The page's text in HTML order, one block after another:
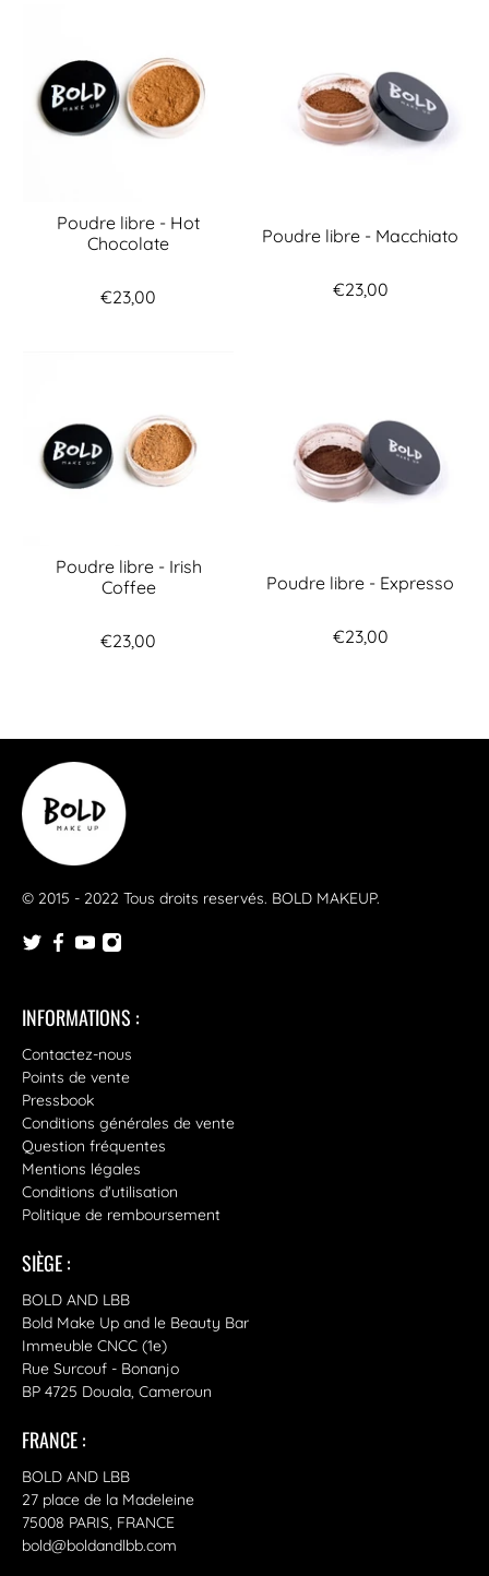
Poudre libre - Hot
Chocolate
€23,00
Poudre libre - Macchiato
€23,00
Poudre libre - Irish
Coffee
€23,00
Poudre libre - Expresso
€23,00
© 2015 - 2022 Tous droits reservés. BOLD MAKEUP.
INFORMATIONS :
Contactez-nous
Points de vente
Pressbook
Conditions générales de vente
Question fréquentes
Mentions légales
Conditions d'utilisation
Politique de remboursement
SIÈGE :
BOLD AND LBB
Bold Make Up and le Beauty Bar
Immeuble CNCC (1e)
Rue Surcouf - Bonanjo
BP 4725 Douala, Cameroun
FRANCE :
BOLD AND LBB
27 place de la Madeleine
75008 PARIS, FRANCE
bold@boldandlbb.com